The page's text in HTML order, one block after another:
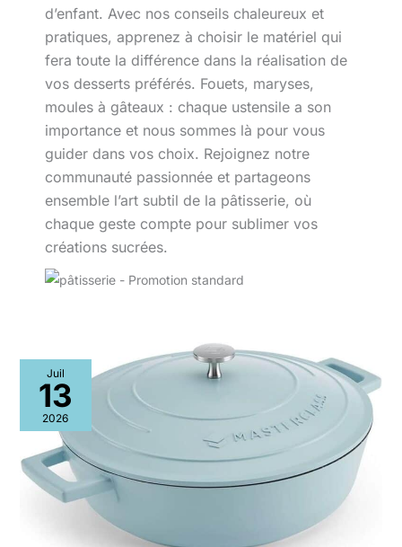
d’enfant. Avec nos conseils chaleureux et
pratiques, apprenez à choisir le matériel qui
fera toute la différence dans la réalisation de
vos desserts préférés. Fouets, maryses,
moules à gâteaux : chaque ustensile a son
importance et nous sommes là pour vous
guider dans vos choix. Rejoignez notre
communauté passionnée et partageons
ensemble l’art subtil de la pâtisserie, où
chaque geste compte pour sublimer vos
créations sucrées.
Juil
13
2026
Test
de
la
casserole
MasterClass
4L
:
fonte
d’aluminium